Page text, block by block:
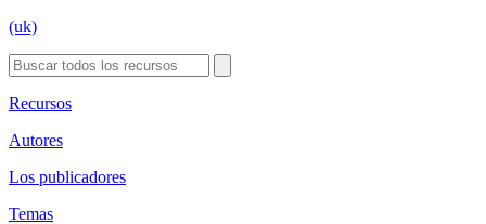
(uk)
Recursos
Autores
Los publicadores
Temas